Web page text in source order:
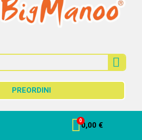
PREORDINI
0,00 €